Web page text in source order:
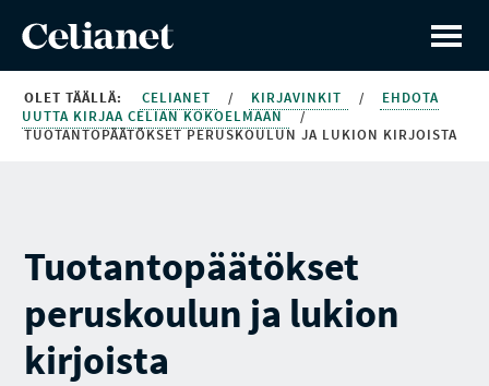
OLET TÄÄLLÄ: CELIANET / KIRJAVINKIT /
EHDOTA
UUTTA KIRJAA CELIAN KOKOELMAAN
/
TUOTANTOPÄÄTÖKSET PERUSKOULUN JA LUKION KIRJOISTA
Tuotantopäätökset
peruskoulun ja lukion
kirjoista